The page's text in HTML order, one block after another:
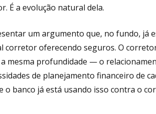
É a evolução natural dela.
um argumento que, no fundo, já
corretor oferecendo seguros. O
mesma profundidade — o
de planejamento financeiro de
o banco já está usando isso contra o